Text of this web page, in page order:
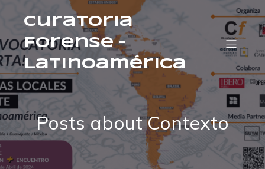
Curatoria
Forense –
Latinoamérica
Posts about Contexto